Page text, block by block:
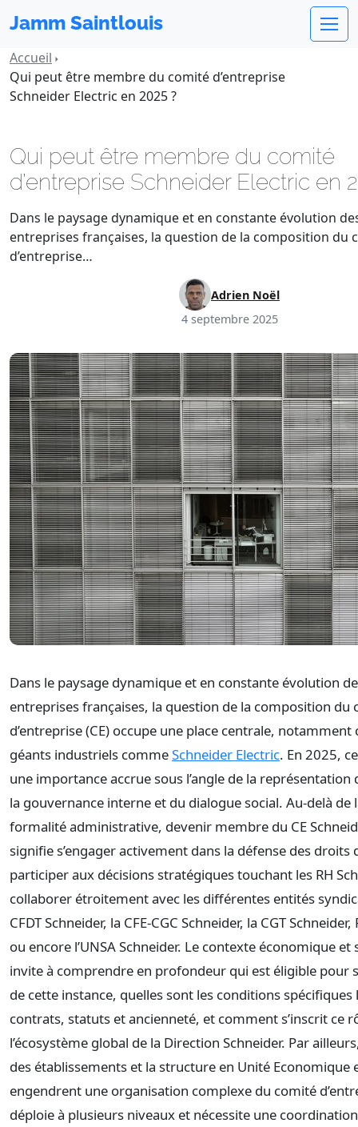
Jamm Saintlouis
Accueil
Qui peut être membre du comité d’entreprise
Schneider Electric en 2025 ?
Qui peut être membre du comité
d’entreprise Schneider Electric en
Dans le paysage dynamique et en constante évolution
entreprises françaises, la question de la composition du
d’entreprise…
Adrien Noël
4 septembre 2025
Dans le paysage dynamique et en constante évolution
entreprises françaises, la question de la composition du
d’entreprise (CE) occupe une place centrale, notamment
géants industriels commeSchneider Electric. En 2025,
une importance accrue sous l’angle de la représentation
la gouvernance interne et du dialogue social. Au-delà de
formalité administrative, devenir membre du CE
signifie s’engager activement dans la défense des droits
participer aux décisions stratégiques touchant les RH
collaborer étroitement avec les différentes entités
CFDT Schneider, la CFE-CGC Schneider, la CGT
ou encore l’UNSA Schneider. Le contexte économique et
invite à comprendre en profondeur qui est éligible pour
de cette instance, quelles sont les conditions spécifiques
contrats, statuts et ancienneté, et comment s’inscrit ce
l’écosystème global de la Direction Schneider. Par
des établissements et la structure en Unité Economique
engendrent une organisation complexe du comité
déploie à plusieurs niveaux et nécessite une